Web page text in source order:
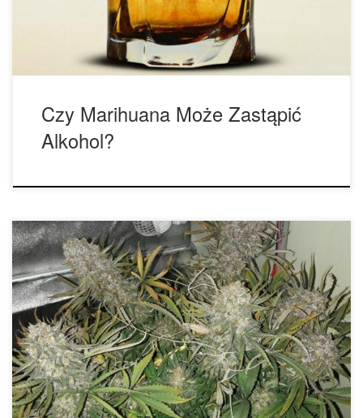
Czy Marihuana Może Zastąpić
Alkohol?
Ból fizyczny i psychiczny spowodowany kacem może
faktycznie wystarczyć, aby zniszczyć ci cały dzień. Na
szczęście, istnieje CBD, które może pomóc ci się zwlec z
łóżka. CBD posiada mnóstwo korzyści zdrowotnych, może
leczyć zarówno nudności jak i migrenę, dwa najczęstsze
objawy kaca. Szeroka gama korzystnych efektów naprawdę
zasługuje na docenienie. […]